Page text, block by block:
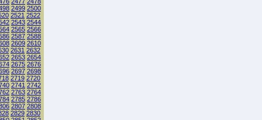
2499 2500
2521 2522
2543 2544
2565 2566
2587 2588
2609 2610
2631 2632
2653 2654
2675 2676
2697 2698
2719 2720
2741 2742
2763 2764
2785 2786
2807 2808
2829 2830